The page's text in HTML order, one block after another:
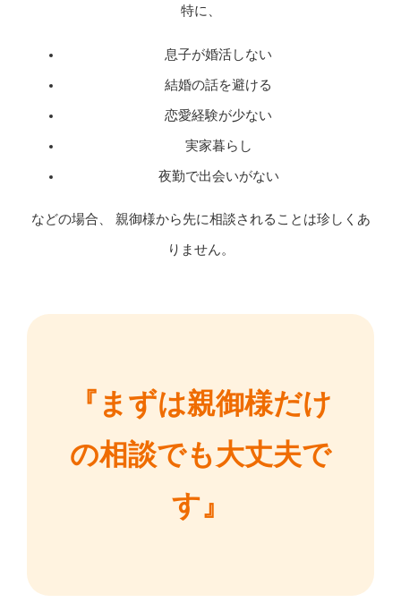
特に、
息子が婚活しない
結婚の話を避ける
恋愛経験が少ない
実家暮らし
夜勤で出会いがない
などの場合、 親御様から先に相談されることは珍しくあ
りません。
『まずは親御様だけ
の相談でも大丈夫で
す』